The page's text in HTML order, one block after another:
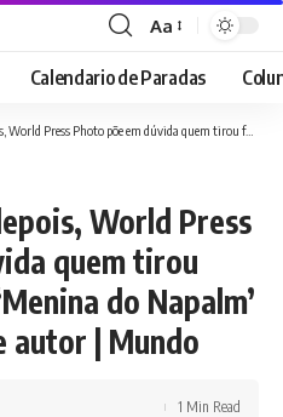
Font
Resizer
Aa
Calendario de Paradas
em dúvida quem tirou foto histórica da ‘Menina do Napalm’ e retira crédito de autor | Mundo
World Press
quem tirou
do Napalm’
| Mundo
1 Min Read